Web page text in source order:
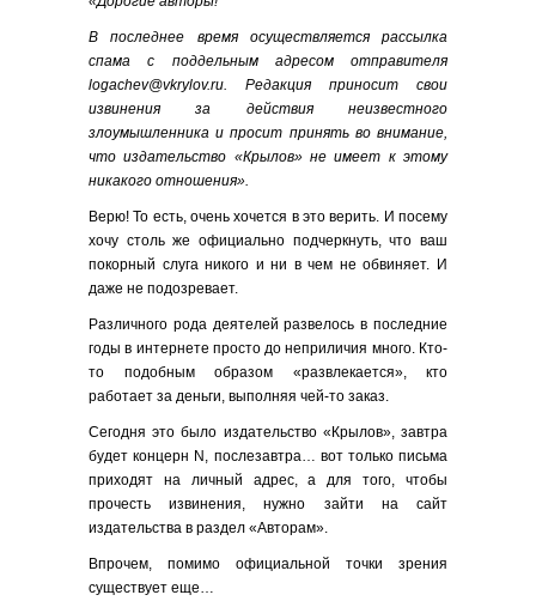
В последнее время осуществляется рассылка
спама с поддельным адресом отправителя
logachev@vkrylov.ru. Редакция приносит свои
извинения за действия неизвестного
злоумышленника и просит принять во внимание,
что издательство «Крылов» не имеет к этому
никакого отношения».
Верю! То есть, очень хочется в это верить. И посему
хочу столь же официально подчеркнуть, что ваш
покорный слуга никого и ни в чем не обвиняет. И
даже не подозревает.
Различного рода деятелей развелось в последние
годы в интернете просто до неприличия много. Кто-
то подобным образом «развлекается», кто
работает за деньги, выполняя чей-то заказ.
Сегодня это было издательство «Крылов», завтра
будет концерн N, послезавтра… вот только письма
приходят на личный адрес, а для того, чтобы
прочесть извинения, нужно зайти на сайт
издательства в раздел «Авторам».
Впрочем, помимо официальной точки зрения
существует еще…